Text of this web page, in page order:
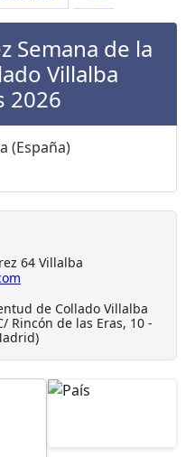
Semana de la
Villalba
2026
(España)
64 Villalba
de Collado Villalba
Rincón de las Eras, 10 -